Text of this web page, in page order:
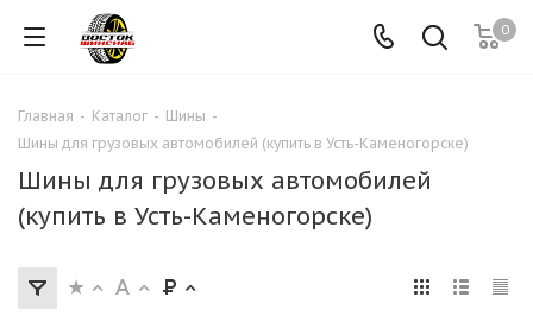
0
Главная - Каталог - Шины -
Шины для грузовых автомобилей (купить в Усть-Каменогорске)
Шины для грузовых автомобилей
(купить в Усть-Каменогорске)